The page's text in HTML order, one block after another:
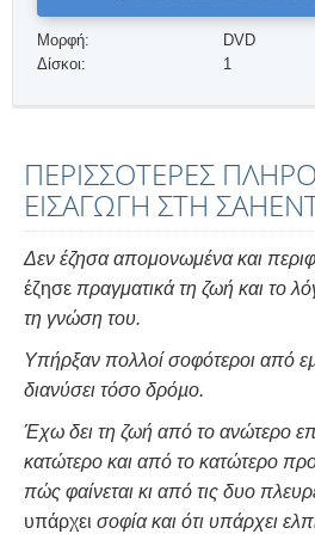
Μορφή:
DVD
Δίσκοι:
1
ΠΕΡΙΣΣΟΤΕΡΕΣ
ΕΙΣΑΓΩΓΗ ΣΤΗ
Δεν έζησα απομονωμένα και
έζησε πραγματικά τη ζωή και το
τη γνώση του.
Υπήρξαν πολλοί σοφότεροι από
διανύσει τόσο δρόµο.
Έχω δει τη ζωή από το ανώτερο
κατώτερο και από το κατώτερο
πώς φαίνεται κι από τις δυο
υπάρχει σοφία και ότι υπάρχει